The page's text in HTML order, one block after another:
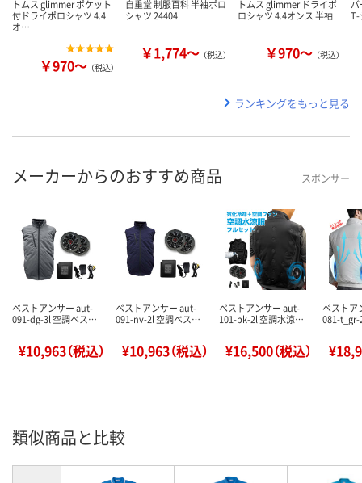
トムス glimmer ポケット
付ドライポロシャツ 4.4
オ…
￥970～ （税込）
自重堂 制服百科 半袖ポロ
シャツ 24404
￥1,774～ （税込）
トムス glimmer ドライポ
ロシャツ 4.4オンス 半袖
￥970～ （税込）
T-
ランキングをもっと見る
メーカーからのおすすめ商品 スポンサー
ベストアンサー aut-
091-dg-3l 空調ベス…
¥10,963（税込）
ベストアンサー aut-
091-nv-2l 空調ベス…
¥10,963（税込）
ベストアンサー aut-
101-bk-2l 空調水涼…
¥16,500（税込）
ベストア
081-
類似商品と比較